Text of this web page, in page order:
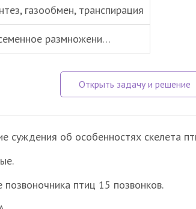
газообмен, транспирация
размножени…
суждения об особенностях скелета
птиц 15 позвонков.